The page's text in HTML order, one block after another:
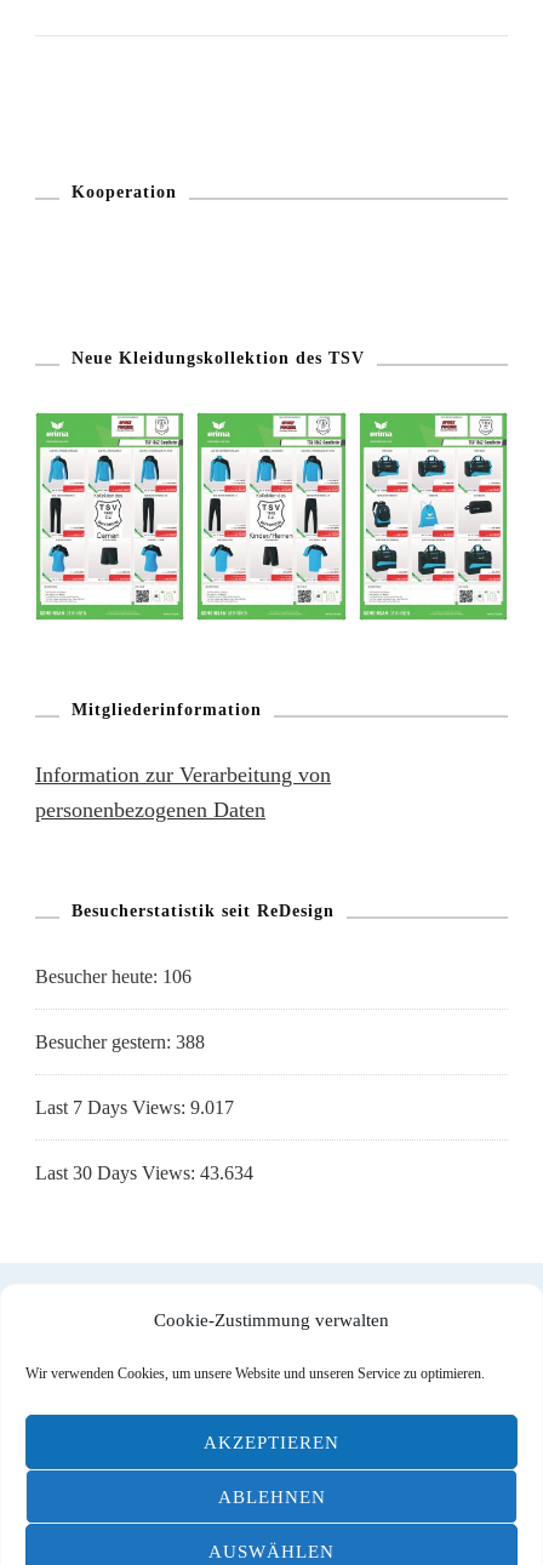
Cookie-Zustimmung verwalten
Wir verwenden Cookies, um unsere Website und unseren Service zu optimieren.
AKZEPTIEREN
ABLEHNEN
AUSWÄHLEN
Kooperation
Neue Kleidungskollektion des TSV
Mitgliederinformation
Information zur Verarbeitung von
personenbezogenen Daten
Besucherstatistik seit ReDesign
Besucher heute: 106
Besucher gestern: 388
Last 7 Days Views: 9.017
Last 30 Days Views: 43.634
DOMITO Web & Ad
Blossom Travel | Entwickelt vonBlossom Themes.